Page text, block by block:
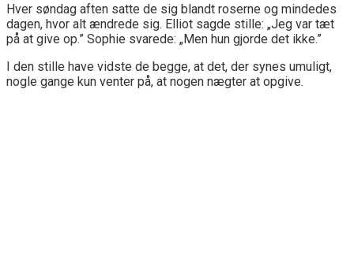
Hver søndag aften satte de sig blandt roserne og mindedes
dagen, hvor alt ændrede sig. Elliot sagde stille: „Jeg var tæt
på at give op.” Sophie svarede: „Men hun gjorde det ikke.”
I den stille have vidste de begge, at det, der synes umuligt,
nogle gange kun venter på, at nogen nægter at opgive.